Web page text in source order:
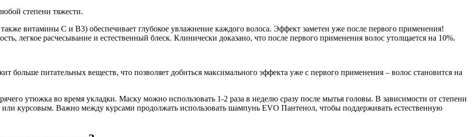
степени тяжести.
витамины С и В3) обеспечивает глубокое увлажнение каждого волоса. Эффект заметен уже после первого применения!
легкое расчесывание и естественный блеск. Клинически доказано, что после первого применения волос утолщается на 10%.
больше питательных веществ, что позволяет добиться максимального эффекта уже с первого применения – волос становится на
утюжка во время укладки. Маску можно использовать 1-2 раза в неделю сразу после мытья головы. В зависимости от степени
курсовым. Важно между курсами продолжать использовать шампунь EVO Пантенол, чтобы поддерживать естественную